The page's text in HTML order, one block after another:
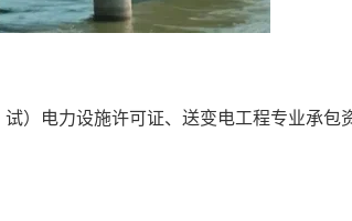
）电力设施许可证、送变电工程专业承包